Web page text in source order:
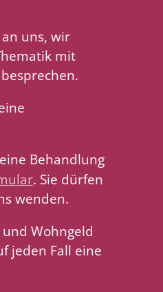
uns, wir
mit
besprechen.
Behandlung
. Sie dürfen
wenden.
Wohngeld
jeden Fall eine